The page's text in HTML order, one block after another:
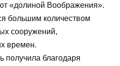
«долиной Воображения».
большим количеством
сооружений,
времен.
получила благодаря